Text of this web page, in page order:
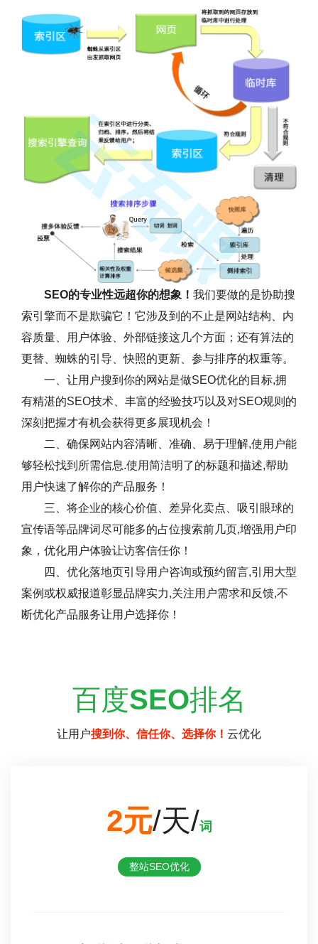
SEO的专业性远超你的想象！ 我们要做的是协助搜
索引擎而不是欺骗它！它涉及到的不止是网站结构、内
容质量、用户体验、外部链接这几个方面；还有算法的
更替、蜘蛛的引导、快照的更新、参与排序的权重等。
一、让用户搜到你的网站是做SEO优化的目标,拥
有精湛的SEO技术、丰富的经验技巧以及对SEO规则的
深刻把握才有机会获得更多展现机会！
二、确保网站内容清晰、准确、易于理解,使用户能
够轻松找到所需信息.使用简洁明了的标题和描述,帮助
用户快速了解你的产品服务！
三、将企业的核心价值、差异化卖点、吸引眼球的
宣传语等品牌词尽可能多的占位搜索前几页,增强用户印
象，优化用户体验让访客信任你！
四、优化落地页引导用户咨询或预约留言,引用大型
案例或权威报道彰显品牌实力,关注用户需求和反馈,不
断优化产品服务让用户选择你！
百度SEO排名
让用户搜到你、信任你、选择你！ 云优化
2元/天/词
整站SEO优化